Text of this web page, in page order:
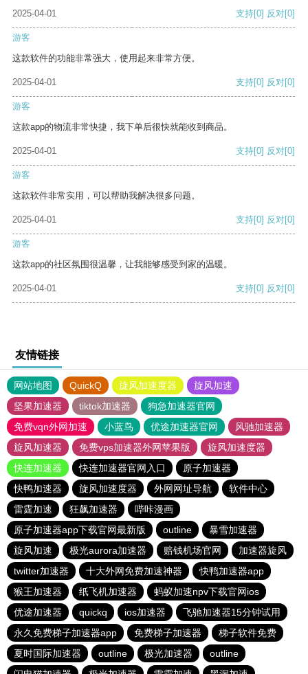
2025-04-01 支持[0] 反对[0]
游客
这款软件的功能非常强大，使用起来非常方便。
2025-04-01 支持[0] 反对[0]
游客
这款app的物流非常快捷，我下单后很快就能收到商品。
2025-04-01 支持[0] 反对[0]
游客
这款软件非常实用，可以帮助我解决很多问题。
2025-04-01 支持[0] 反对[0]
游客
这款app的社区氛围很温馨，让我能够感受到家的温暖。
2025-04-01 支持[0] 反对[0]
友情链接
网站地图 QuickQ 旋风加速度器
旋风加速
坚果加速器
tiktok加速器
狗急加速器官网
免费vqn外网加速
小蓝鸟 优途加速器官网
风驰加速器
旋风加速器
免费vps加速器外网苹果版
旋风加速度器
快连加速器
快连加速器官网入口
原子加速器
快鸭加速器
旋风加速度器 外网网址导航
软件中心
雷霆加速
狂飙加速器
哔咔漫画
原子加速器app下载官网最新版
outline
暴雪加速器
旋风加速
极光aurora加速器 赔钱机场官网
加速器旋风
twitter加速器
十大外网免费加速神器
快鸭加速器app
猴王加速器
纸飞机加速器
蚂蚁加速npv下载官网ios
优途加速器
quickq ios加速器
飞驰加速器15分钟试用
永久免费梯子加速器app
免费梯子加速器
梯子软件免费
夏时国际加速器
outline 极光加速器
outline